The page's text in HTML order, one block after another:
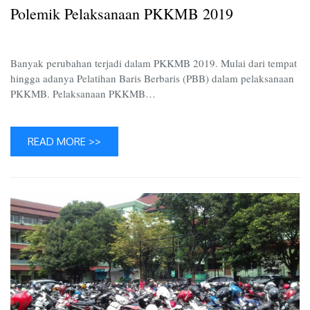
Polemik Pelaksanaan PKKMB 2019
Banyak perubahan terjadi dalam PKKMB 2019. Mulai dari tempat
hingga adanya Pelatihan Baris Berbaris (PBB) dalam pelaksanaan
PKKMB. Pelaksanaan PKKMB…
READ MORE >>